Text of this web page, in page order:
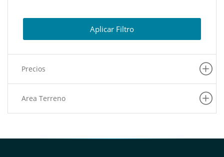
San Martin De Porres
Chorrillos (1)
San Juan De Lurigancho (1)
Villa El Salvador
Aplicar Filtro
Precios
Area Terreno